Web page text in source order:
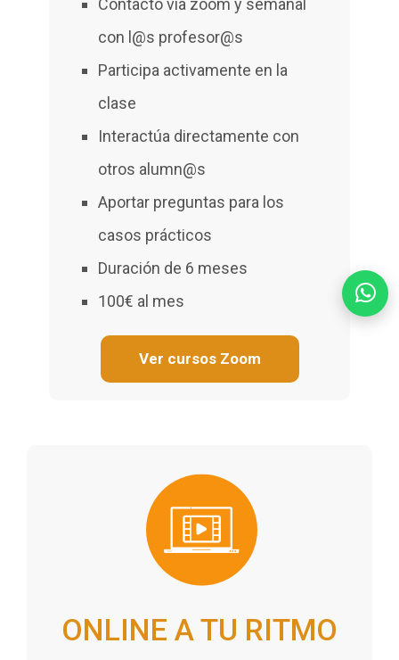
Contacto vía zoom y semanal
con l@s profesor@s
Participa activamente en la
clase
Interactúa directamente con
otros alumn@s
Aportar preguntas para los
casos prácticos
Duración de 6 meses
100€ al mes
Ver cursos Zoom
ONLINE A TU RITMO